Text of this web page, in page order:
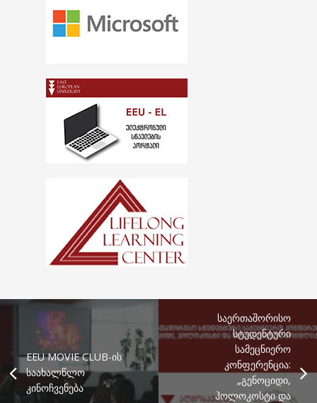
EEU MOVIE CLUB-ის
საახალწლო
კინოჩვენება
საერთაშორისო
სტუდენტური
სამეცნიერო
კონფერენცია:
„გენოციდი,
ჰოლოკოსტი და